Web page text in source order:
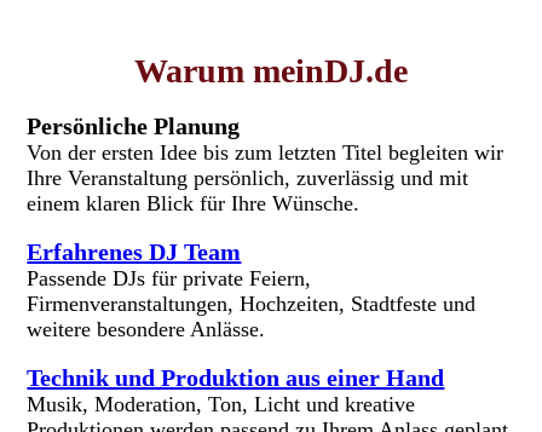
Warum meinDJ.de
Persönliche Planung
Von der ersten Idee bis zum letzten Titel begleiten wir
Ihre Veranstaltung persönlich, zuverlässig und mit
einem klaren Blick für Ihre Wünsche.
Erfahrenes DJ Team
Passende DJs für private Feiern,
Firmenveranstaltungen, Hochzeiten, Stadtfeste und
weitere besondere Anlässe.
Technik und Produktion aus einer Hand
Musik, Moderation, Ton, Licht und kreative